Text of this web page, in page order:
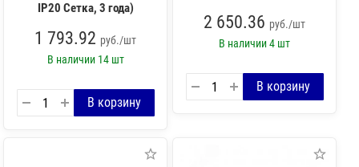
IP20 Сетка, 3 года)
1 793.92 руб./шт
В наличии 14 шт
2 650.36 руб./шт
В наличии4 шт